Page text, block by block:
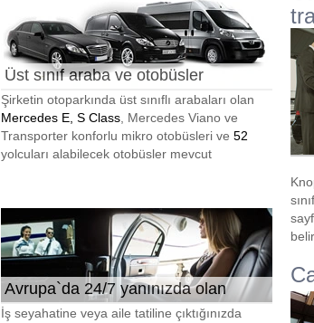
Üst sınıf araba ve otobüsler
Şirketin otoparkında üst sınıflı arabaları olan
Mercedes E, S Class , Mercedes Viano ve
Transporter konforlu mikro otobüsleri ve 52
yolcuları alabilecek otobüsler mevcut
Avrupa`da 24/7 yanınızda olan
güvenli ortağınız
İş seyahatine veya aile tatiline çıktığınızda